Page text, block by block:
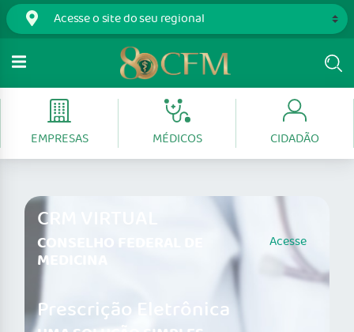
EMPRESAS MÉDICOS CIDADÃO
CRM VIRTUAL
CONSELHO FEDERAL DE
MEDICINA
Acesse
Prescrição Eletrônica